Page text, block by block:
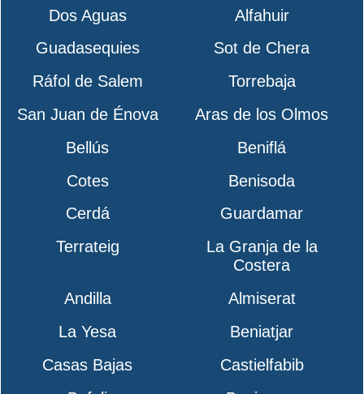
Dos Aguas
Alfahuir
Guadasequies
Sot de Chera
Ráfol de Salem
Torrebaja
San Juan de Énova
Aras de los Olmos
Bellús
Beniflá
Cotes
Benisoda
Cerdá
Guardamar
Terrateig
La Granja de la
Costera
Andilla
Almiserat
La Yesa
Beniatjar
Casas Bajas
Castielfabib